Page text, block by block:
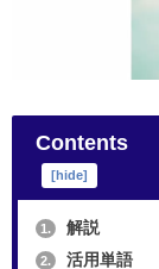
Contents
[hide]
1. 解説
2. 活用単語